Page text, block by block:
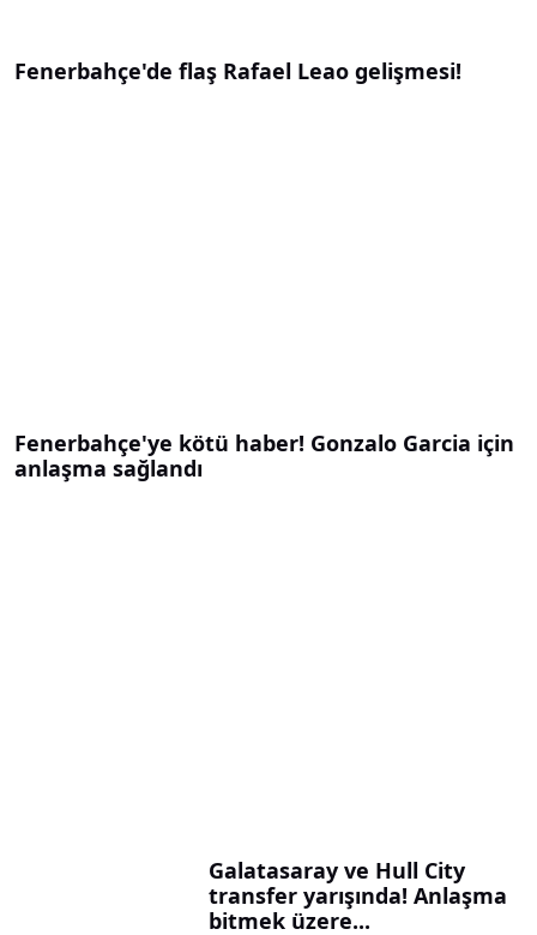
Fenerbahçe'de flaş Rafael Leao gelişmesi!
Fenerbahçe'ye kötü haber! Gonzalo Garcia için
anlaşma sağlandı
Galatasaray ve Hull City
transfer yarışında! Anlaşma
bitmek üzere...